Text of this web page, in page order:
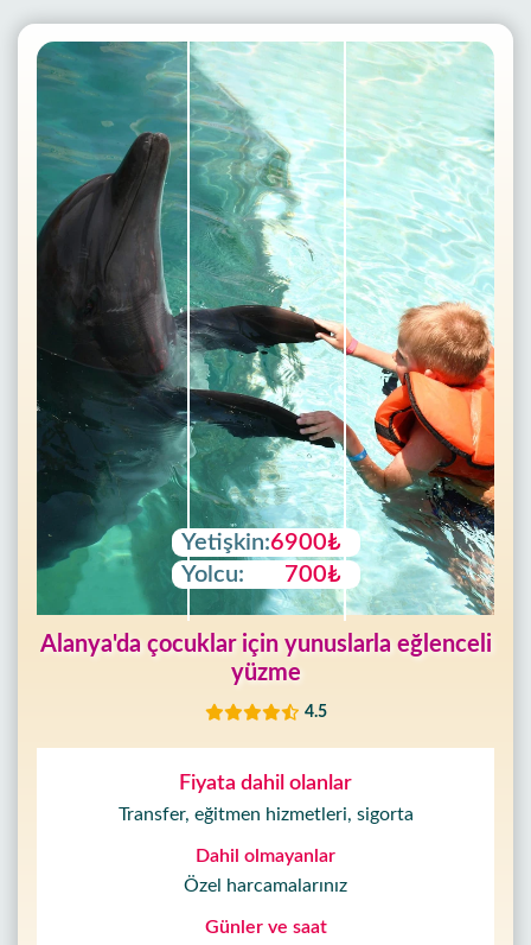
Yetişkin:6900₺
Yolcu:
700₺
Alanya'da çocuklar için yunuslarla eğlenceli
yüzme
4.5
Fiyata dahil olanlar
Transfer, eğitmen hizmetleri, sigorta
Dahil olmayanlar
Özel harcamalarınız
Günler ve saat